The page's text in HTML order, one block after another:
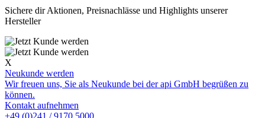
Sichere dir Aktionen, Preisnachlässe und Highlights unserer
Hersteller
X
Neukunde werden
Wir freuen uns, Sie als Neukunde bei der api GmbH begrüßen zu
können.
Kontakt aufnehmen
+49 (0)241 / 9170 5000